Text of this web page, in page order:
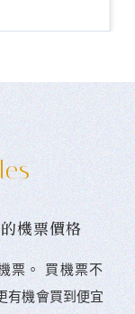
機票價格
票。 󠀠買機票不
有機會買到便宜